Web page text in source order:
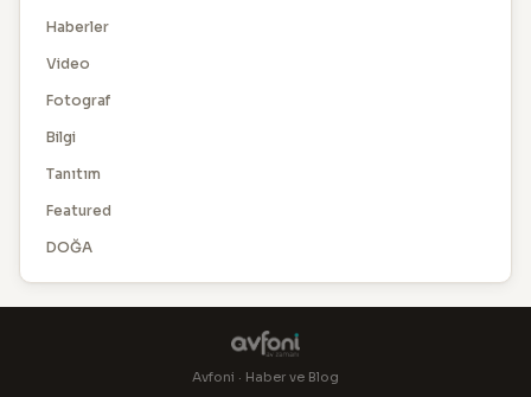
Haberler
Video
Fotograf
Bilgi
Tanıtım
Featured
DOĞA
Avfoni · Haber ve Blog